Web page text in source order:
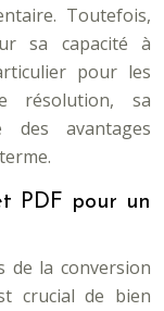
Toutefois,
sa capacité à
pour les
résolution, sa
avantages
PDF pour un
de la conversion
crucial de bien